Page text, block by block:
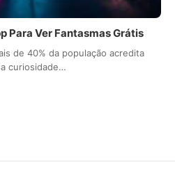
Para Ver Fantasmas Grátis
de 40% da população acredita
curiosidade…